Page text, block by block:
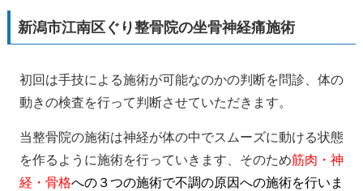
新潟市江南区ぐり整骨院の坐骨神経痛施術
初回は手技による施術が可能なのかの判断を問診、体の
動きの検査を行って判断させていただきます。
当整骨院の施術は神経が体の中でスムーズに動ける状態
を作るように施術を行っていきます、そのため筋肉・神
経・骨格への３つの施術で不調の原因への施術を行いま